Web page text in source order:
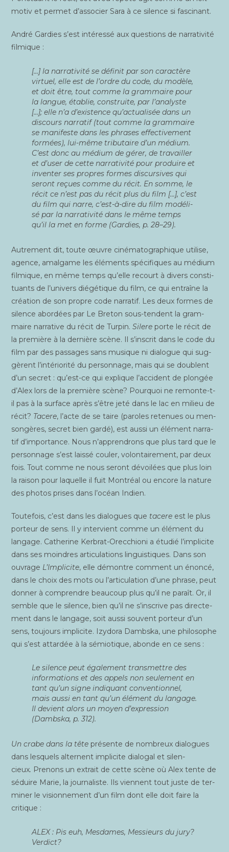
mo­tiv et per­met d’associer Sara à ce silence si fascinant.
André Gar­dies s’est inté­res­sé aux ques­tions de nar­ra­ti­vi­té
filmique :
[…] la nar­ra­ti­vi­té se défi­nit par son carac­tère
vir­tuel, elle est de l’ordre du code, du modèle,
et doit être, tout comme la gram­maire pour
la langue, éta­blie, construite, par l’analyste
[…]; elle n’a d’existence qu’actualisée dans un
dis­cours nar­ra­tif (tout comme la gram­maire
se mani­feste dans les phrases effec­ti­ve­ment
for­mées), lui-même tri­bu­taire d’un médium.
C’est donc au médium de gérer, de tra­vailler
et d’user de cette nar­ra­ti­vi­té pour pro­duire et
inven­ter ses propres formes dis­cur­sives qui
seront reçues comme du récit. En somme, le
récit ce n’est pas du récit plus du film […], c’est
du film qui narre, c’est-à-dire du film modé­li­
sé par la nar­ra­ti­vi­té dans le même temps
qu’il la met en forme (Gar­dies, p. 28–29).
Autre­ment dit, toute œuvre ciné­ma­to­gra­phique uti­lise,
agence, amal­game les élé­ments spé­ci­fiques au médium
fil­mique, en même temps qu’elle recourt à divers consti­
tuants de l’univers dié­gé­tique du film, ce qui entraîne la
créa­tion de son propre code nar­ra­tif. Les deux formes de
silence abor­dées par Le Bre­ton sous-tendent la gram­
maire nar­ra­tive du récit de Tur­pin.Silere porte le récit de
la pre­mière à la der­nière scène. Il s’inscrit dans le code du
film par des pas­sages sans musique ni dia­logue qui sug­
gèrent l’intériorité du per­son­nage, mais qui se doublent
d’un secret : qu’est-ce qui explique l’accident de plon­gée
d’Alex lors de la pre­mière scène? Pour­quoi ne remonte-t-
il pas à la sur­face après s’être jeté dans le lac en milieu de
récit? Tacere, l’acte de se taire (paroles rete­nues ou men­
son­gères, secret bien gar­dé), est aus­si un élé­ment nar­ra­
tif d’importance. Nous n’apprendrons que plus tard que le
per­son­nage s’est lais­sé cou­ler, volon­tai­re­ment, par deux
fois. Tout comme ne nous seront dévoi­lées que plus loin
la rai­son pour laquelle il fuit Mont­réal ou encore la nature
des pho­tos prises dans l’océan Indien.
Tou­te­fois, c’est dans les dia­logues que tacere est le plus
por­teur de sens. Il y inter­vient comme un élé­ment du
lan­gage. Cathe­rine Ker­brat-Orec­chio­ni a étu­dié l’implicite
dans ses moindres arti­cu­la­tions lin­guis­tiques. Dans son
ouvrage L’Implicite, elle démontre com­ment un énon­cé,
dans le choix des mots ou l’articulation d’une phrase, peut
don­ner à com­prendre beau­coup plus qu’il ne paraît. Or, il
semble que le silence, bien qu’il ne s’inscrive pas direc­te­
ment dans le lan­gage, soit aus­si sou­vent por­teur d’un
sens, tou­jours impli­cite. Izy­do­ra Dambs­ka, une phi­lo­sophe
qui s’est attar­dée à la sémio­tique, abonde en ce sens :
Le silence peut éga­le­ment trans­mettre des
infor­ma­tions et des appels non seule­ment en
tant qu’un signe indi­quant conven­tion­nel,
mais aus­si en tant qu’un élé­ment du lan­gage.
Il devient alors un moyen d’expression
(Dambs­ka, p. 312).
Un crabe dans la tête pré­sente de nom­breux dia­logues
dans les­quels alternent impli­cite dia­lo­gal et silen­
cieux. Pre­nons un extrait de cette scène où Alex tente de
séduire Marie, la jour­na­liste. Ils viennent tout juste de ter­
mi­ner le vision­ne­ment d’un film dont elle doit faire la
critique :
ALEX : Pis euh, Mes­dames, Mes­sieurs du jury?
Verdict?